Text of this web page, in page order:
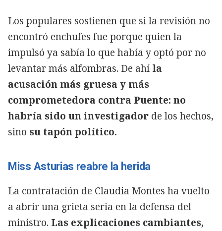
Los populares sostienen que si la revisión no
encontró enchufes fue porque quien la
impulsó ya sabía lo que había y optó por no
levantar más alfombras. De ahí la
acusación más gruesa y más
comprometedora contra Puente: no
habría sido un investigador de los hechos,
sino su tapón político.
Miss Asturias reabre la herida
La contratación de Claudia Montes ha vuelto
a abrir una grieta seria en la defensa del
ministro. Las explicaciones cambiantes,